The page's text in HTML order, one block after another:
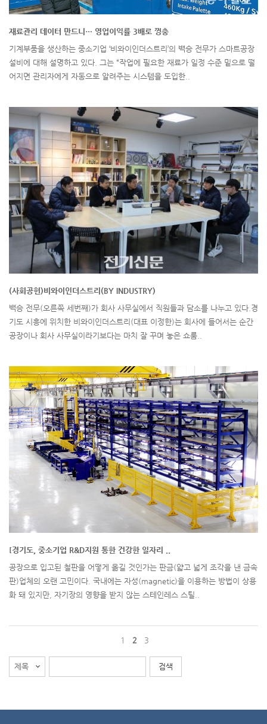
재료관리 데이터 만드니… 영업이익률 3배로 껑충
기계부품을 생산하는 중소기업 ‘비와이인더스트리’의 백승 전무가 스마트공장
설비에 대해 설명하고 있다. 그는 “작업에 필요한 재료가 일정 수준 밑으로 떨
어지면 관리자에게 자동으로 알려주는 시스템을 도입한..
(사회공헌)비와이인더스트리(BY INDUSTRY)
백승 전무(오른쪽 세번째)가 회사 사무실에서 직원들과 담소를 나누고 있다.경
기도 시흥에 위치한 비와이인더스트리(대표 이정한)는 회사에 들어서는 순간
공장이나 회사 사무실이라기보다는 마치 잘 꾸며 놓은 쇼룸..
[경기도, 중소기업 R&D지원 통한 건강한 일자리 ..
공장으로 입고된 철판을 어떻게 옮길 것인가는 판금(얇고 넓게 조각을 낸 금속
판)업체의 오랜 고민이다. 국내에는 자성(magnetic)을 이용하는 방법이 상용
화 돼 있지만, 자기장의 영향을 받지 않는 스테인레스 스틸..
1 2 3